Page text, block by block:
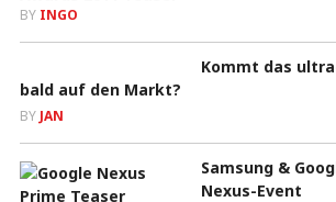
BY INGO
Kommt das
bald auf den Markt?
BY JAN
Samsung &
Nexus-Event